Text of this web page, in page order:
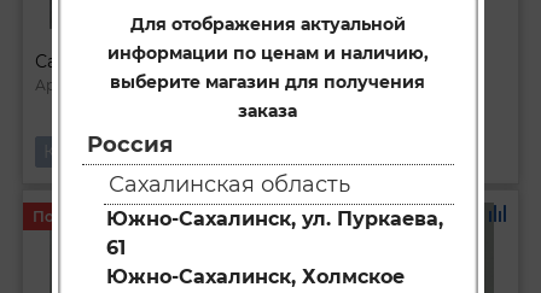
Для отображения актуальной
информации по ценам и наличию,
выберите магазин для получения
заказа
Россия
Сахалинская область
Южно-Сахалинск, ул. Пуркаева,
61
Южно-Сахалинск, Холмское
Сальник задней полуоси
Артикул: 0928348007
Купить
Сальник ступицы
Артикул:0928445001
Под заказ Под заказ